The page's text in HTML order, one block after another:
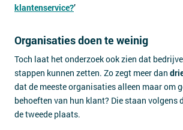
klantenservice?’
Organisaties doen te weinig
Toch laat het onderzoek ook zien dat
stappen kunnen zetten. Zo zegt meer dan
dat de meeste organisaties alleen maar om
behoeften van hun klant? Die staan volgens
de tweede plaats.